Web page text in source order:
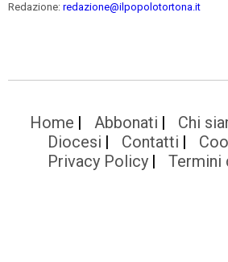
Redazione: redazione@ilpopolotortona.it
Home Abbonati Chi
Diocesi
Contatti
Privacy Policy
Termini